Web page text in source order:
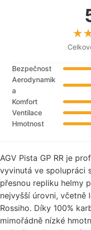
Bezpečnost
Aerodynamik
a
Komfort
Ventilace
Hmotnost
AGV Pista GP RR je
vyvinutá ve spolupráci
přesnou repliku helmy
nejvyšší úrovni, včetně
Rossiho. Díky 100%
mimořádně nízké